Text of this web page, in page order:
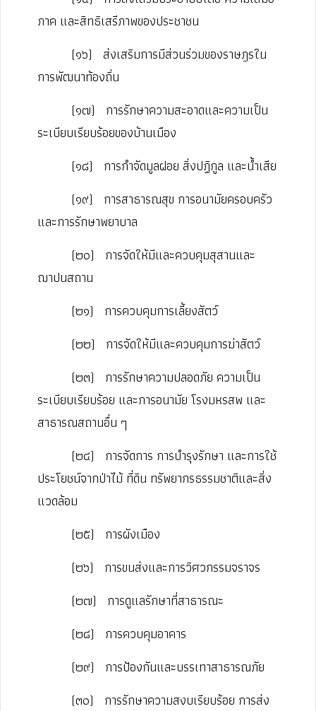
ภาค และสิทธิเสรีภาพของประชาชน
(๑๖)
ส่งเสริมการมีส่วนร่วมของราษฎรใน
การพัฒนาท้องถิ่น
(๑๗)
การรักษาความสะอาดและความเป็น
ระเบียบเรียบร้อยของบ้านเมือง
(๑๘)
การกำจัดมูลฝอย สิ่งปฏิกูล และน้ำเสีย
(๑๙)
การสาธารณสุข การอนามัยครอบครัว
และการรักษาพยาบาล
(๒๐)
การจัดให้มีและควบคุมสุสานและ
ฌาปนสถาน
(๒๑)
การควบคุมการเลี้ยงสัตว์
(๒๒)
การจัดให้มีและควบคุมการฆ่าสัตว์
(๒๓)
การรักษาความปลอดภัย ความเป็น
ระเบียบเรียบร้อย และการอนามัย โรงมหรสพ และ
สาธารณสถานอื่น ๆ
(๒๔)
การจัดการ การบำรุงรักษา และการใช้
ประโยชน์จากป่าไม้ ที่ดิน ทรัพยากรธรรมชาติและสิ่ง
แวดล้อม
(๒๕)
การผังเมือง
(๒๖)
การขนส่งและการวิศวกรรมจราจร
(๒๗)
การดูแลรักษาที่สาธารณะ
(๒๘)
การควบคุมอาคาร
(๒๙)
การป้องกันและบรรเทาสาธารณภัย
(๓๐)
การรักษาความสงบเรียบร้อย การส่ง